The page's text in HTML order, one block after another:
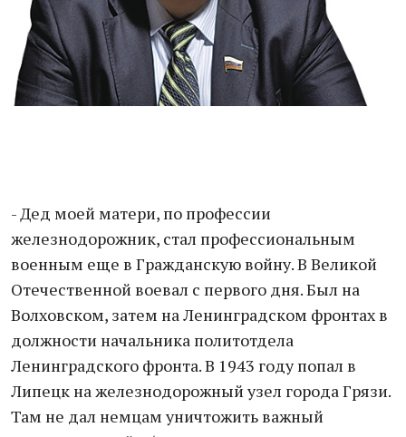
- Дед моей матери, по профессии
железнодорожник, стал профессиональным
военным еще в Гражданскую войну. В Великой
Отечественной воевал с первого дня. Был на
Волховском, затем на Ленинградском фронтах в
должности начальника политотдела
Ленинградского фронта. В 1943 году попал в
Липецк на железнодорожный узел города Грязи.
Там не дал немцам уничтожить важный